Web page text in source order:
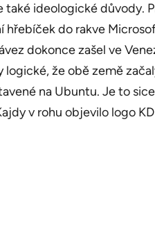
také ideologické
hřebíček do rakve
dokonce zašel ve
že obě země
na Ubuntu. Je to
v rohu objevilo logo